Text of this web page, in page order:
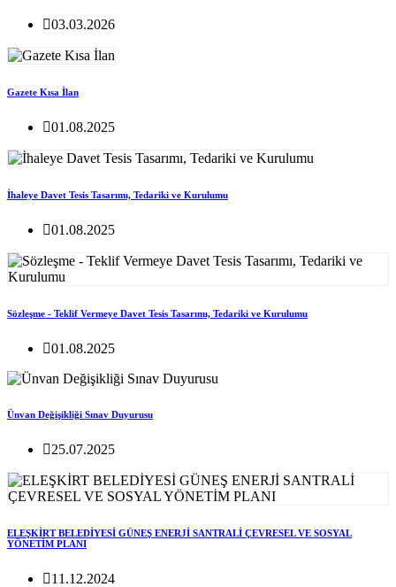
03.03.2026
Gazete Kısa İlan
01.08.2025
İhaleye Davet Tesis Tasarımı, Tedariki ve Kurulumu
01.08.2025
Sözleşme - Teklif Vermeye Davet Tesis Tasarımı, Tedariki ve Kurulumu
01.08.2025
Ünvan Değişikliği Sınav Duyurusu
25.07.2025
ELEŞKİRT BELEDİYESİ GÜNEŞ ENERJİ SANTRALİ ÇEVRESEL VE SOSYAL
YÖNETİM PLANI
11.12.2024